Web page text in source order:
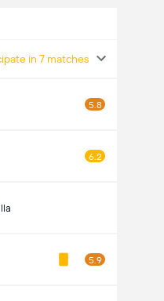
in 7 matches
5.8
6.2
5.9